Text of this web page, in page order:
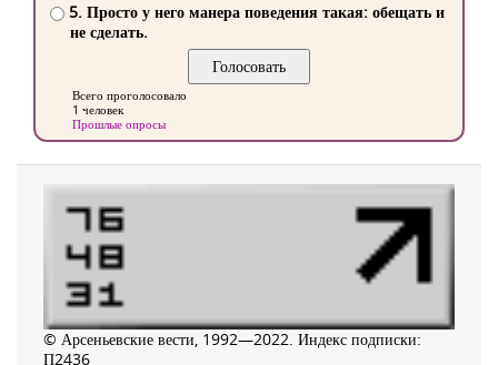
5. Просто у него манера поведения такая: обещать и
не сделать.
Всего проголосовало
1 человек
Прошлые опросы
© Арсеньевские вести, 1992—2022. Индекс подписки:
П2436